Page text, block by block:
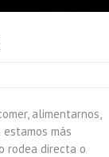
alimentarnos,
estamos más
rodea directa o